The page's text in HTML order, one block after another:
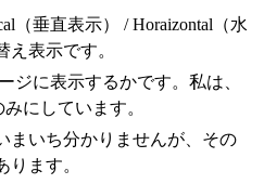
（垂直表示） / Horaizontal（水
え表示です。
ジに表示するかです。私は、
みにしています。
まいち分かりませんが、その
ります。